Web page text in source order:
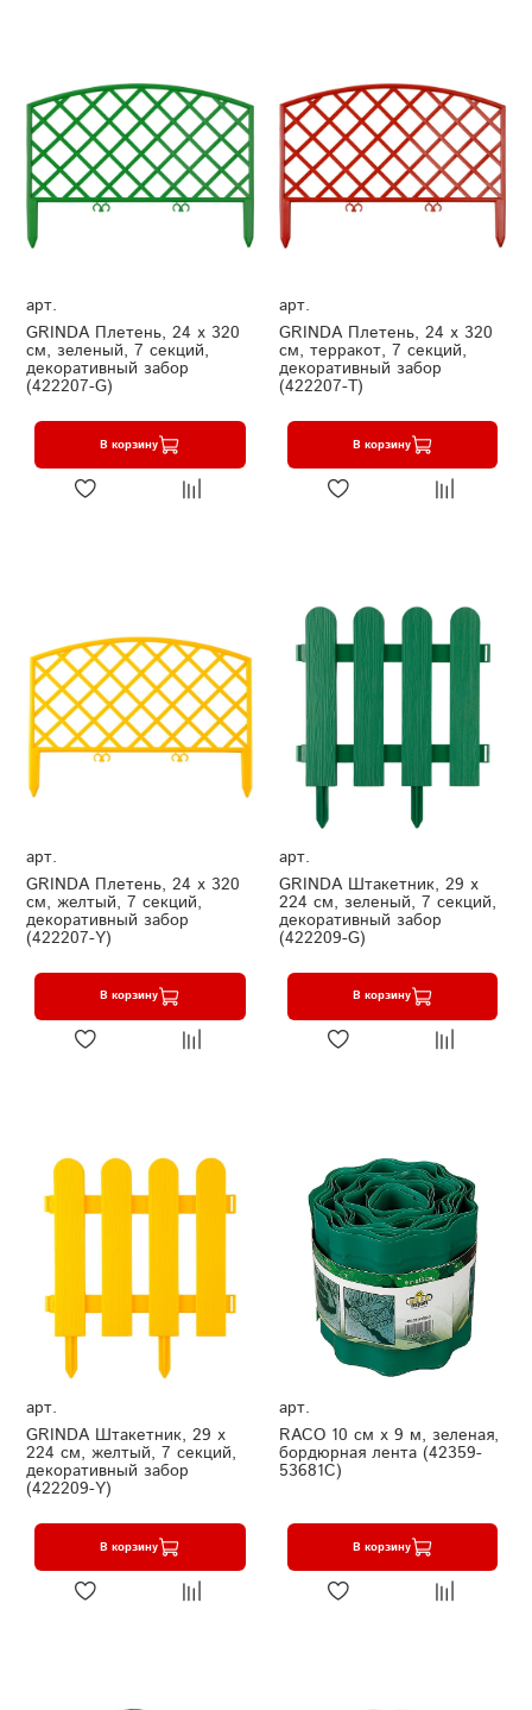
арт.
GRINDA Плетень, 24 х 320
см, зеленый, 7 секций,
декоративный забор
(422207-G)
В корзину
арт.
GRINDA Плетень, 24 х 320
см, терракот, 7 секций,
декоративный забор
(422207-T)
В корзину
арт.
GRINDA Плетень, 24 х 320
см, желтый, 7 секций,
декоративный забор
(422207-Y)
В корзину
арт.
GRINDA Штакетник, 29 х
224 см, зеленый, 7 секций,
декоративный забор
(422209-G)
В корзину
арт.
GRINDA Штакетник, 29 х
224 см, желтый, 7 секций,
декоративный забор
(422209-Y)
В корзину
арт.
RACO 10 см х 9 м, зеленая,
бордюрная лента (42359-
53681C)
В корзину